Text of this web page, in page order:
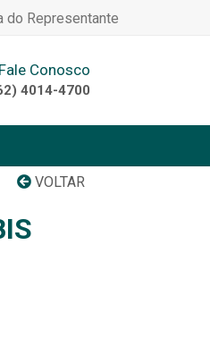
do Representante
Fale Conosco
4014-4700
VOLTAR